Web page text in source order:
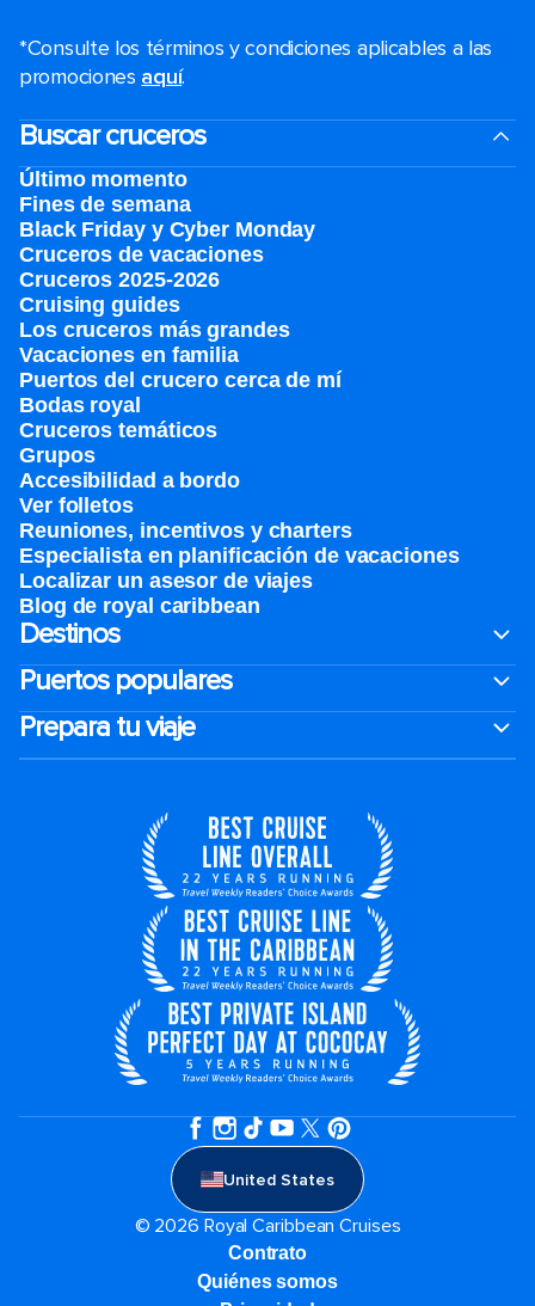
*Consulte los términos y condiciones aplicables a las
promociones aquí.
Buscar cruceros
Último momento
Fines de semana
Black Friday y Cyber Monday
Cruceros de vacaciones
Cruceros 2025-2026
Cruising guides
Los cruceros más grandes
Vacaciones en familia
Puertos del crucero cerca de mí
Bodas royal
Cruceros temáticos
Grupos
Accesibilidad a bordo
Ver folletos
Reuniones, incentivos y charters​
Especialista en planificación de vacaciones
Localizar un asesor de viajes
Blog de royal caribbean
Destinos
Puertos populares
Prepara tu viaje
United States
© 2026 Royal Caribbean Cruises
Contrato
Quiénes somos